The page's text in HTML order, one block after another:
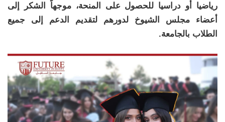
رياضيا أو دراسيا للحصول على المنحة، موجهاً الشكر إلى
أعضاء مجلس الشيوخ لدورهم لتقديم الدعم إلى جميع
الطلاب بالجامعة.